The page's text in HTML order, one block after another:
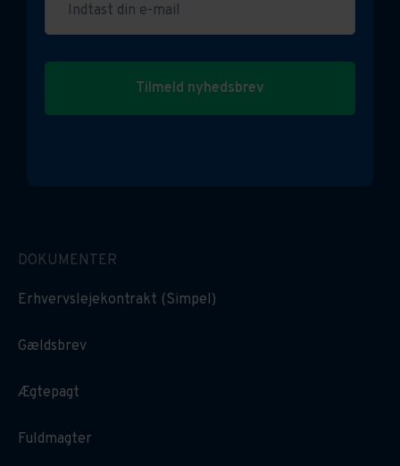
Indtast din e-mail
Tilmeld nyhedsbrev
DOKUMENTER
Erhvervslejekontrakt (Simpel)
Gældsbrev
Ægtepagt
Fuldmagter